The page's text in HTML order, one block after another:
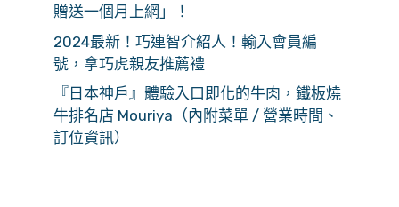
贈送一個月上網」！
2024最新！巧連智介紹人！輸入會員編
號，拿巧虎親友推薦禮
『日本神戶』體驗入口即化的牛肉，鐵板燒
牛排名店 Mouriya（內附菜單 / 營業時間、
訂位資訊）